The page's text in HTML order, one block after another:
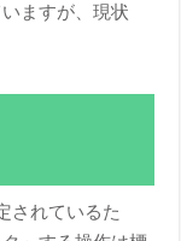
ますが、現状
されているた